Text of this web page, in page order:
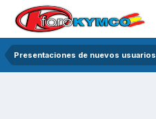
Presentaciones de nuevos usuarios